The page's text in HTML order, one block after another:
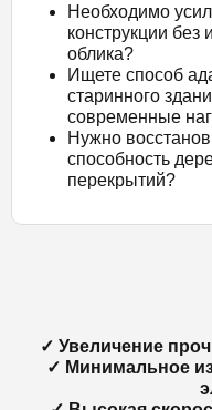
Необходимо
конструкции без
облика?
Ищете способ
старинного
современные
Нужно
способность
перекрытий?
✓ Увеличение
✓ Минимальное